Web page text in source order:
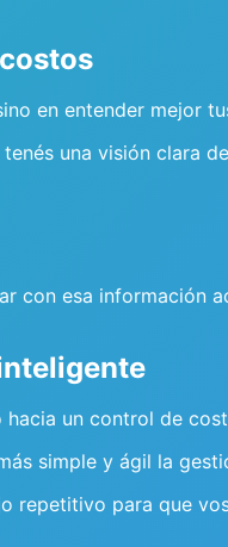
en entender mejor
una visión clara
con esa información
un control de
simple y ágil la
repetitivo para que